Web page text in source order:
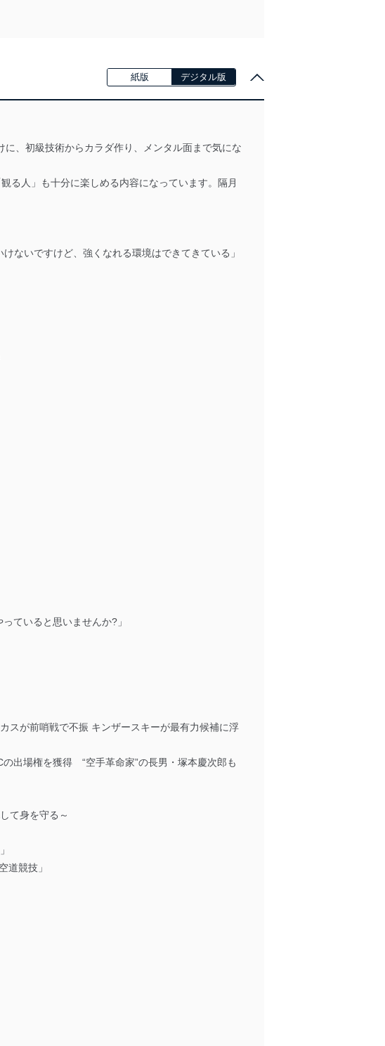
紙版 デジタル版
、初級技術からカラダ作り、メンタル面まで気にな
る人」も十分に楽しめる内容になっています。隔月
いですけど、強くなれる環境はできてきている」
ていると思いませんか?」
スが前哨戦で不振 キンザースキーが最有力候補に浮
出場権を獲得 “空手革命家”の長男・塚本慶次郎も
て身を守る～
道競技」